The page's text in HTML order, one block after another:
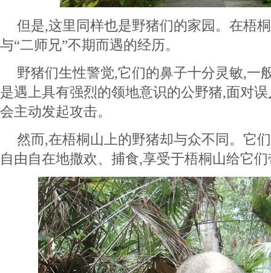
但是,这里同样也是野猪们的家园。在梧
与“二师兄”不期而遇的经历。
野猪们生性警觉,它们的鼻子十分灵敏,一
是遇上具有强烈的领地意识的公野猪,面对
会主动发起攻击。
然而,在梧桐山上的野猪却与众不同。它
自由自在地撒欢、捕食,享受于梧桐山给它